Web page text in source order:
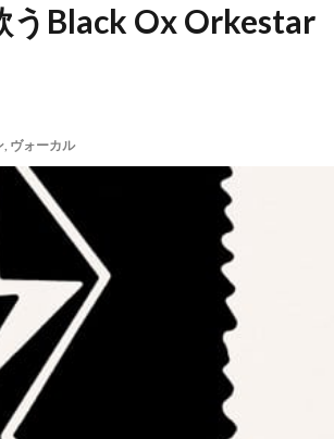
Black Ox Orkestar
, ヴォーカル